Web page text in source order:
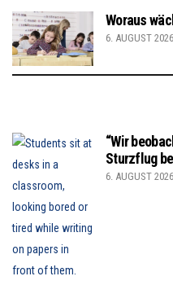
Woraus
6. AUGUST 2026
“Wir
Sturzflug
6. AUGUST 2026